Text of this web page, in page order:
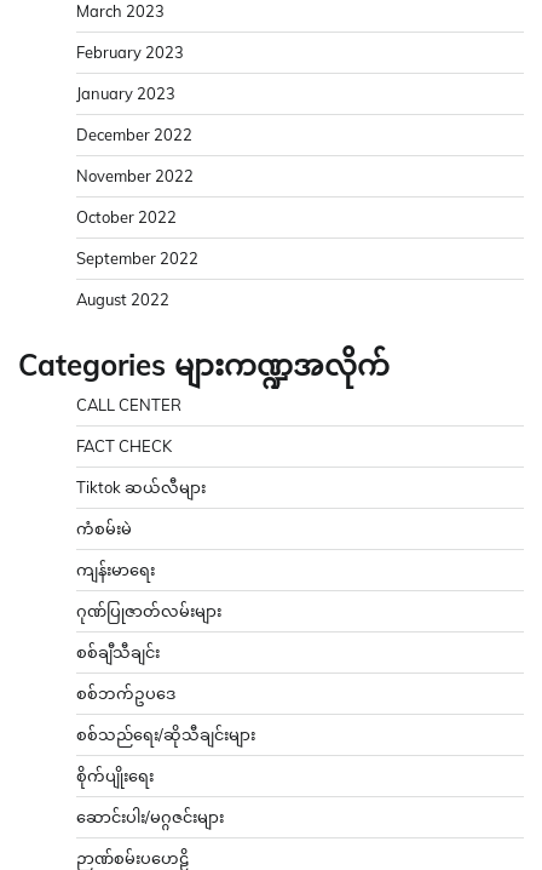
March 2023
February 2023
January 2023
December 2022
November 2022
October 2022
September 2022
August 2022
Categories များကဏ္ဍအလိုက်
CALL CENTER
FACT CHECK
Tiktok ဆယ်လီများ
ကံစမ်းမဲ
ကျန်းမာရေး
ဂုဏ်ပြုဇာတ်လမ်းများ
စစ်ချီသီချင်း
စစ်ဘက်ဥပဒေ
စစ်သည်ရေး/ဆိုသီချင်းများ
စိုက်ပျိုးရေး
ဆောင်းပါး/မဂ္ဂဇင်းများ
ဉာဏ်စမ်းပဟေဠိ